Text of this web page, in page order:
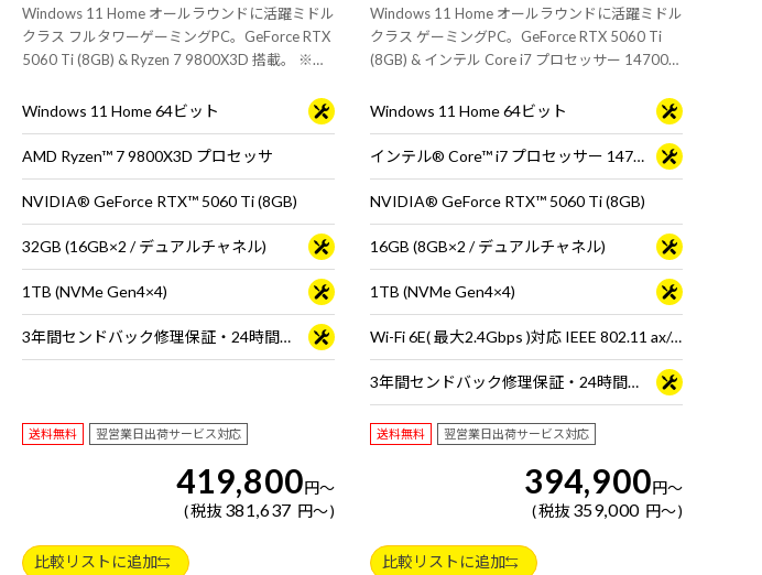
Windows 11 Home オールラウンドに活躍ミドル
クラス フルタワーゲーミングPC。GeForce RTX
5060 Ti (8GB) & Ryzen 7 9800X3D 搭載。 ※モ
Windows 11 Home 64ビット
AMD Ryzen™ 7 9800X3D プロセッサ
NVIDIA® GeForce RTX™ 5060 Ti (8GB)
32GB (16GB×2 / デュアルチャネル)
1TB (NVMe Gen4×4)
3年間センドバック修理保証・24時間×365日電話サポート
送料無料 翌営業日出荷サービス対応
419,800円～
税抜 381,637 円～
比較リストに追加
Windows 11 Home オールラウンドに活躍ミドル
クラス ゲーミングPC。GeForce RTX 5060 Ti
(8GB) & インテル Core i7 プロセッサー 14700F
です。
Windows 11 Home 64ビット
インテル® Core™ i7 プロセッサー 14700F
NVIDIA® GeForce RTX™ 5060 Ti (8GB)
16GB (8GB×2 / デュアルチャネル)
1TB (NVMe Gen4×4)
Wi-Fi 6E( 最大2.4Gbps )対応 IEEE 802.11 ax/ac/a/b/g/n準拠 ＋ Bluetooth 5内蔵
3年間センドバック修理保証・24時間×365日電話サポート
送料無料 翌営業日出荷サービス対応
394,900円～
税抜 359,000 円～
比較リストに追加